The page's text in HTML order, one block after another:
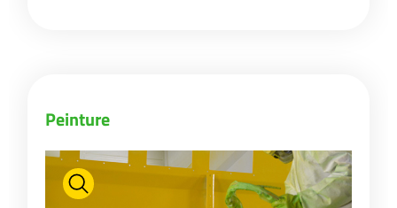
Svenska
Peinture